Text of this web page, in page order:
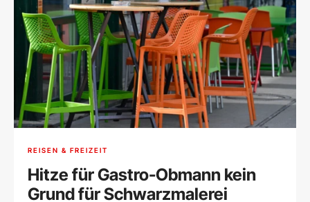
REISEN & FREIZEIT
Hitze für Gastro-Obmann kein
Grund für Schwarzmalerei